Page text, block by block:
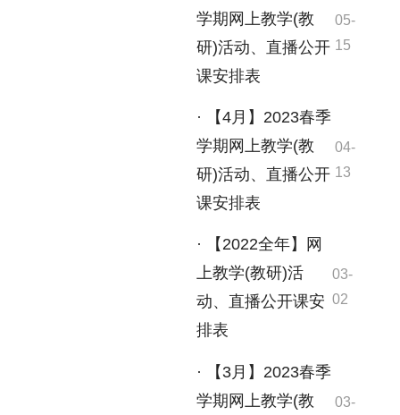
学期网上教学(教
研)活动、直播公开
课安排表
05-
15
· 【4月】2023春季
学期网上教学(教
研)活动、直播公开
课安排表
04-
13
· 【2022全年】网
上教学(教研)活
动、直播公开课安
排表
03-
02
· 【3月】2023春季
学期网上教学(教
03-